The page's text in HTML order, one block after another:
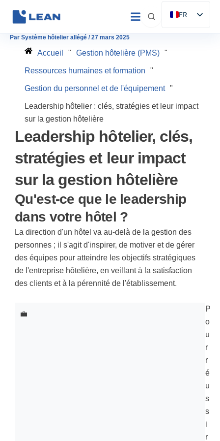
FR
ES
Par Système hôtelier allégé /27 mars 2025
Accueil " Gestion hôtelière (PMS) "
Ressources humaines et formation "
Gestion du personnel et de l'équipement "
Leadership hôtelier : clés, stratégies et leur impact
sur la gestion hôtelière
Leadership hôtelier, clés,
stratégies et leur impact
sur la gestion hôtelière
Qu'est-ce que le leadership
dans votre hôtel ?
La direction d'un hôtel va au-delà de la gestion des
personnes ; il s'agit d'inspirer, de motiver et de gérer
des équipes pour atteindre les objectifs stratégiques
de l'entreprise hôtelière, en veillant à la satisfaction
des clients et à la pérennité de l'établissement.
💼
P
o
u
r
r
é
u
s
s
i
r